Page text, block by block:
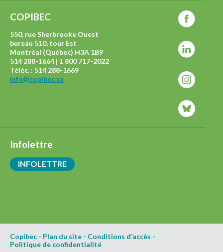
COPIBEC
550, rue Sherbrooke Ouest
bureau 510, tour Est
Montréal (Québec) H3A 1B9
514 288-1664 | 1 800 717-2022
Téléc. : 514 288-1669
info@copibec.ca
Infolettre
INFOLETTRE
Copibec - Plan du site - Conditions d’accès -
Politique de confidentialité